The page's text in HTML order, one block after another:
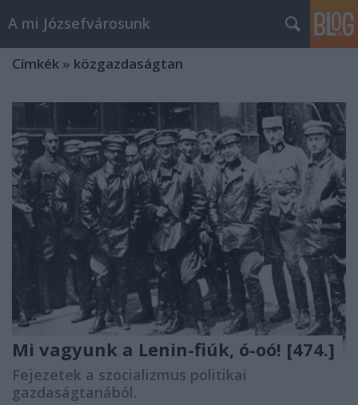
A mi Józsefvárosunk
Címkék » közgazdaságtan
Mi vagyunk a Lenin-fiúk, ó-oó! [474.]
Fejezetek a szocializmus politikai
gazdaságtanából.